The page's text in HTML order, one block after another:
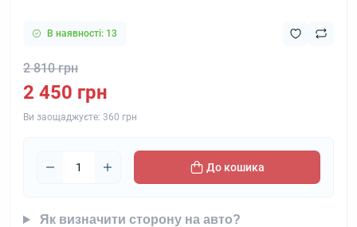
В наявності: 13
2 810 грн
2 450 грн
Ви заощаджуєте: 360 грн
До кошика
Як визначити сторону на авто?